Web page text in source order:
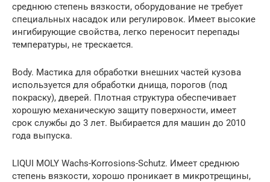
среднюю степень вязкости, оборудование не требует
специальных насадок или регулировок. Имеет высокие
ингибирующие свойства, легко переносит перепады
температуры, не трескается.
Body. Мастика для обработки внешних частей кузова
используется для обработки днища, порогов (под
покраску), дверей. Плотная структура обеспечивает
хорошую механическую защиту поверхности, имеет
срок службы до 3 лет. Выбирается для машин до 2010
года выпуска.
LIQUI MOLY Wachs-Korrosions-Schutz. Имеет среднюю
степень вязкости, хорошо проникает в микротрещины,